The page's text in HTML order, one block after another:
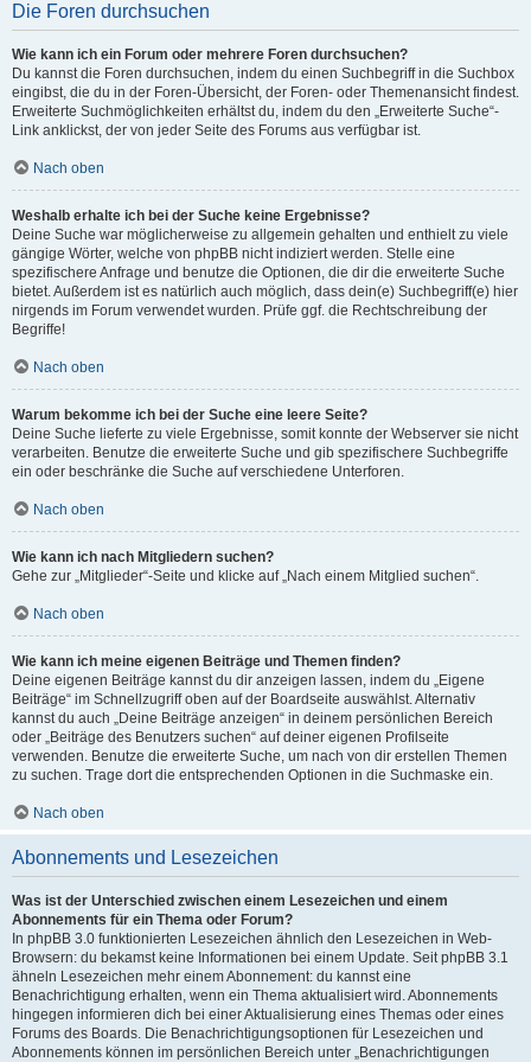
Die Foren durchsuchen
Wie kann ich ein Forum oder mehrere Foren durchsuchen?
Du kannst die Foren durchsuchen, indem du einen Suchbegriff in die Suchbox
eingibst, die du in der Foren-Übersicht, der Foren- oder Themenansicht findest.
Erweiterte Suchmöglichkeiten erhältst du, indem du den „Erweiterte Suche“-
Link anklickst, der von jeder Seite des Forums aus verfügbar ist.
Nach oben
Weshalb erhalte ich bei der Suche keine Ergebnisse?
Deine Suche war möglicherweise zu allgemein gehalten und enthielt zu viele
gängige Wörter, welche von phpBB nicht indiziert werden. Stelle eine
spezifischere Anfrage und benutze die Optionen, die dir die erweiterte Suche
bietet. Außerdem ist es natürlich auch möglich, dass dein(e) Suchbegriff(e) hier
nirgends im Forum verwendet wurden. Prüfe ggf. die Rechtschreibung der
Begriffe!
Nach oben
Warum bekomme ich bei der Suche eine leere Seite?
Deine Suche lieferte zu viele Ergebnisse, somit konnte der Webserver sie nicht
verarbeiten. Benutze die erweiterte Suche und gib spezifischere Suchbegriffe
ein oder beschränke die Suche auf verschiedene Unterforen.
Nach oben
Wie kann ich nach Mitgliedern suchen?
Gehe zur „Mitglieder“-Seite und klicke auf „Nach einem Mitglied suchen“.
Nach oben
Wie kann ich meine eigenen Beiträge und Themen finden?
Deine eigenen Beiträge kannst du dir anzeigen lassen, indem du „Eigene
Beiträge“ im Schnellzugriff oben auf der Boardseite auswählst. Alternativ
kannst du auch „Deine Beiträge anzeigen“ in deinem persönlichen Bereich
oder „Beiträge des Benutzers suchen“ auf deiner eigenen Profilseite
verwenden. Benutze die erweiterte Suche, um nach von dir erstellen Themen
zu suchen. Trage dort die entsprechenden Optionen in die Suchmaske ein.
Nach oben
Abonnements und Lesezeichen
Was ist der Unterschied zwischen einem Lesezeichen und einem
Abonnements für ein Thema oder Forum?
In phpBB 3.0 funktionierten Lesezeichen ähnlich den Lesezeichen in Web-
Browsern: du bekamst keine Informationen bei einem Update. Seit phpBB 3.1
ähneln Lesezeichen mehr einem Abonnement: du kannst eine
Benachrichtigung erhalten, wenn ein Thema aktualisiert wird. Abonnements
hingegen informieren dich bei einer Aktualisierung eines Themas oder eines
Forums des Boards. Die Benachrichtigungsoptionen für Lesezeichen und
Abonnements können im persönlichen Bereich unter „Benachrichtigungen